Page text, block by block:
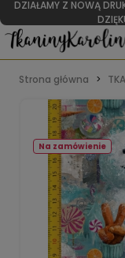
DZIAŁAMY Z NOWĄ
Strona główna
Na zamówienie